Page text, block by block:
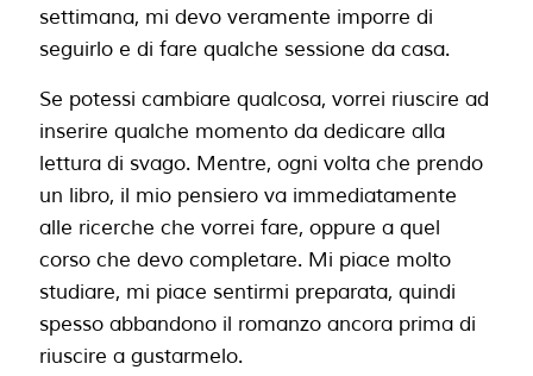
settimana, mi devo veramente imporre di
seguirlo e di fare qualche sessione da casa.
Se potessi cambiare qualcosa, vorrei riuscire ad
inserire qualche momento da dedicare alla
lettura di svago. Mentre, ogni volta che prendo
un libro, il mio pensiero va immediatamente
alle ricerche che vorrei fare, oppure a quel
corso che devo completare. Mi piace molto
studiare, mi piace sentirmi preparata, quindi
spesso abbandono il romanzo ancora prima di
riuscire a gustarmelo.